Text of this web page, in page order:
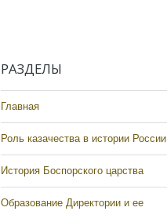
РАЗДЕЛЫ
Главная
Роль казачества в истории России
История Боспорского царства
Образование Директории и ее